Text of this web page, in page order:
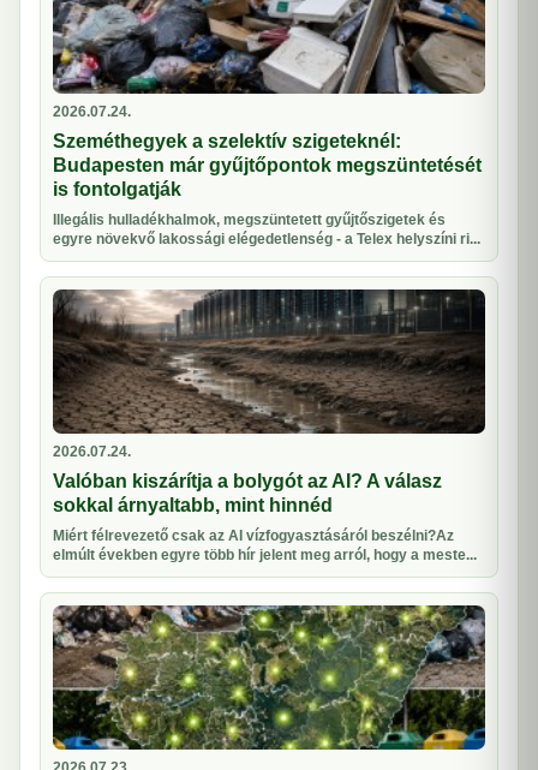
2026.07.24.
Szeméthegyek a szelektív szigeteknél:
Budapesten már gyűjtőpontok megszüntetését
is fontolgatják
Illegális hulladékhalmok, megszüntetett gyűjtőszigetek és
egyre növekvő lakossági elégedetlenség - a Telex helyszíni ri...
2026.07.24.
Valóban kiszárítja a bolygót az AI? A válasz
sokkal árnyaltabb, mint hinnéd
Miért félrevezető csak az AI vízfogyasztásáról beszélni?Az
elmúlt években egyre több hír jelent meg arról, hogy a meste...